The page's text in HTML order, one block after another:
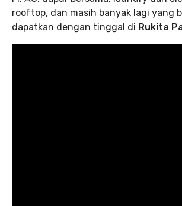
rooftop, dan masih banyak lagi yang
dapatkan dengan tinggal di Rukita